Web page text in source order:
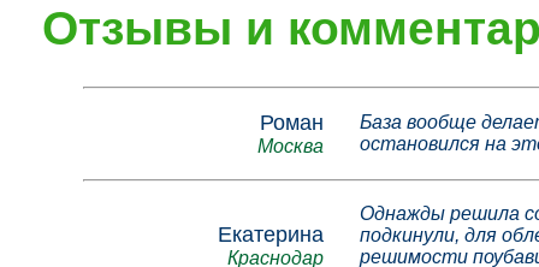
Отзывы и
Роман
Москва
База вообще
остановился на
Екатерина
Краснодар
Однажды решила
подкинули, для
решимости